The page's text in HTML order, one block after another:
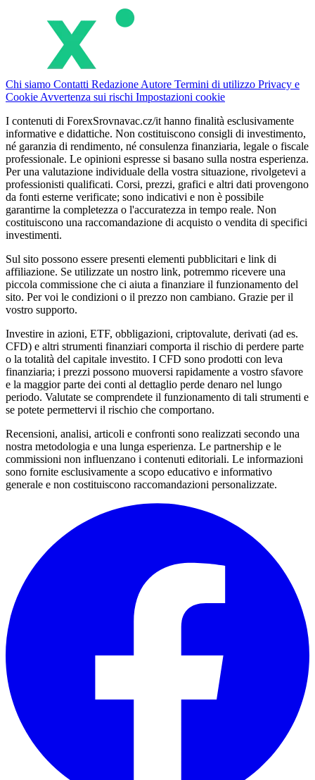
Chi siamo Contatti Redazione Autore Termini di utilizzo Privacy e
Cookie Avvertenza sui rischi Impostazioni cookie
I contenuti di ForexSrovnavac.cz/it hanno finalità esclusivamente
informative e didattiche. Non costituiscono consigli di investimento,
né garanzia di rendimento, né consulenza finanziaria, legale o fiscale
professionale. Le opinioni espresse si basano sulla nostra esperienza.
Per una valutazione individuale della vostra situazione, rivolgetevi a
professionisti qualificati. Corsi, prezzi, grafici e altri dati provengono
da fonti esterne verificate; sono indicativi e non è possibile
garantirne la completezza o l'accuratezza in tempo reale. Non
costituiscono una raccomandazione di acquisto o vendita di specifici
investimenti.
Sul sito possono essere presenti elementi pubblicitari e link di
affiliazione. Se utilizzate un nostro link, potremmo ricevere una
piccola commissione che ci aiuta a finanziare il funzionamento del
sito. Per voi le condizioni o il prezzo non cambiano. Grazie per il
vostro supporto.
Investire in azioni, ETF, obbligazioni, criptovalute, derivati (ad es.
CFD) e altri strumenti finanziari comporta il rischio di perdere parte
o la totalità del capitale investito. I CFD sono prodotti con leva
finanziaria; i prezzi possono muoversi rapidamente a vostro sfavore
e la maggior parte dei conti al dettaglio perde denaro nel lungo
periodo. Valutate se comprendete il funzionamento di tali strumenti e
se potete permettervi il rischio che comportano.
Recensioni, analisi, articoli e confronti sono realizzati secondo una
nostra metodologia e una lunga esperienza. Le partnership e le
commissioni non influenzano i contenuti editoriali. Le informazioni
sono fornite esclusivamente a scopo educativo e informativo
generale e non costituiscono raccomandazioni personalizzate.